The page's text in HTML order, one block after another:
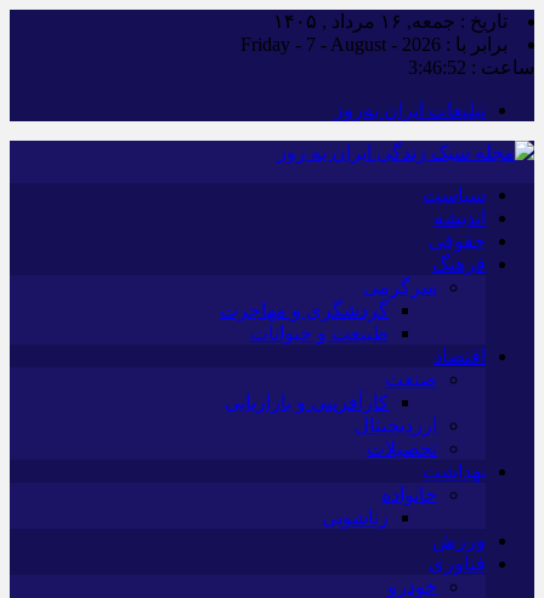
تاریخ : جمعه, ۱۶ مرداد , ۱۴۰۵
برابر با : Friday - 7 - August - 2026
ساعت : 3:46:53
تبلیغات ایران به‌روز
سیاست
اندیشه
حقوقی
فرهنگ
سرگرمی
گردشگری و مهاجرت
طبیعت و حیوانات
اقتصاد
صنعت
کارآفرینی و بازاریابی
ارزدیجیتال
تحصیلات
بهداشت
خانواده
زناشویی
ورزش
فناوری
خودرو